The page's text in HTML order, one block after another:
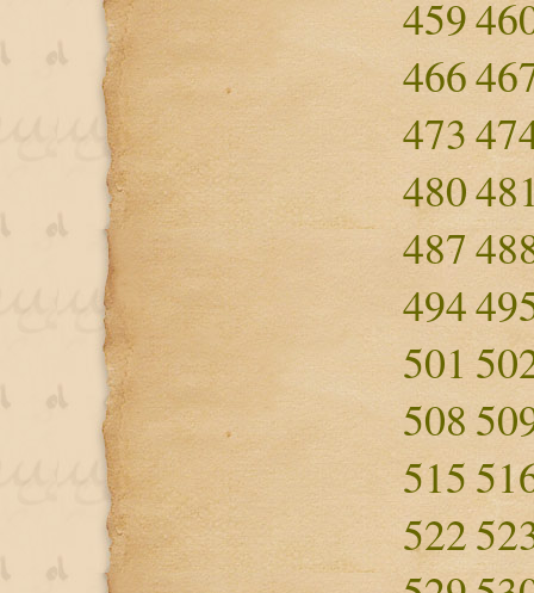
459
466
473
480
487
494
501
508
515
522